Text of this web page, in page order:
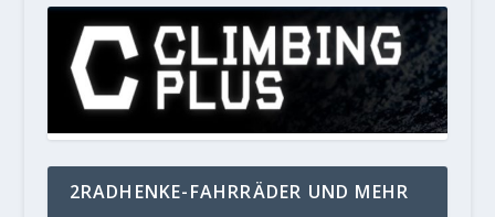
2RADHENKE-FAHRRÄDER UND MEHR